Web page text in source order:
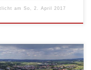
amSo, 2. April 2017